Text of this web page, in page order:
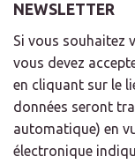
NEWSLETTER
Si vous souhaitez
vous devez
en cliquant sur le
données seront
automatique) en
électronique